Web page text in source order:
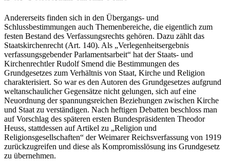
Andererseits finden sich in den Übergangs- und
Schlussbestimmungen auch Themenbereiche, die eigentlich zum
festen Bestand des Verfassungsrechts gehören. Dazu zählt das
Staatskirchenrecht (Art. 140). Als „Verlegenheitsergebnis
verfassungsgebender Parlamentsarbeit“ hat der Staats- und
Kirchenrechtler Rudolf Smend die Bestimmungen des
Grundgesetzes zum Verhältnis von Staat, Kirche und Religion
charakterisiert. So war es den Autoren des Grundgesetzes aufgrund
weltanschaulicher Gegensätze nicht gelungen, sich auf eine
Neuordnung der spannungsreichen Beziehungen zwischen Kirche
und Staat zu verständigen. Nach heftigen Debatten beschloss man
auf Vorschlag des späteren ersten Bundespräsidenten Theodor
Heuss, stattdessen auf Artikel zu „Religion und
Religionsgesellschaften“ der Weimarer Reichsverfassung von 1919
zurückzugreifen und diese als Kompromisslösung ins Grundgesetz
zu übernehmen.